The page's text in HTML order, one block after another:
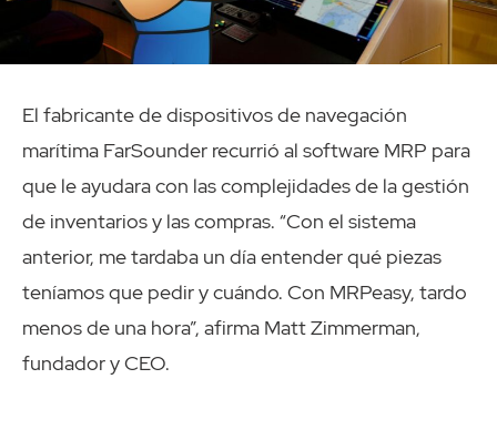
El fabricante de dispositivos de navegación
marítima FarSounder recurrió al software MRP para
que le ayudara con las complejidades de la gestión
de inventarios y las compras. “Con el sistema
anterior, me tardaba un día entender qué piezas
teníamos que pedir y cuándo. Con MRPeasy, tardo
menos de una hora”, afirma Matt Zimmerman,
fundador y CEO.